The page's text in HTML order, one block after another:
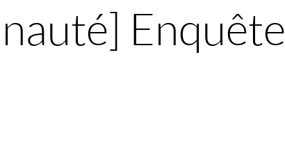
Enquête